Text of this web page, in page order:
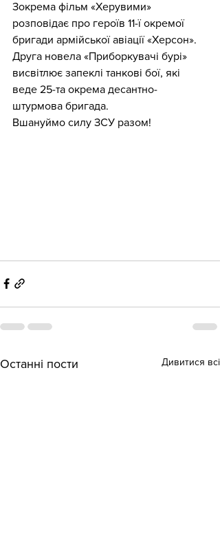
Зокрема фільм «Херувими»
розповідає про героїв 11-ї окремої
бригади армійської авіації «Херсон».
Друга новела «Приборкувачі бурі»
висвітлює запеклі танкові бої, які
веде 25-та окрема десантно-
штурмова бригада.
Вшануймо силу ЗСУ разом!
Останні пости Дивитися всі